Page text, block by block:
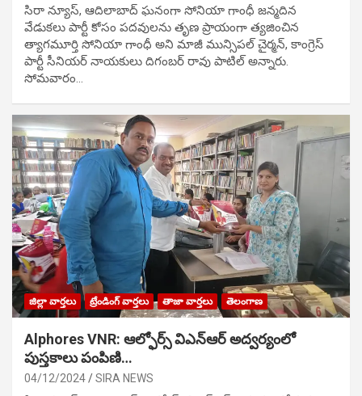
సిరా న్యూస్, ఆదిలాబాద్ ఘ‌నంగా సోనియా గాంధీ జ‌న్మ‌దిన
వేడుక‌లు పార్టీ కోసం ప‌ద‌వుల‌ను తృణ ప్రాయంగా త్య‌జించిన
త్యాగమూర్తి సోనియా గాంధీ అని మాజీ మున్సిప‌ల్ చైర్మ‌న్, కాంగ్రెస్
పార్టీ సీనియ‌ర్ నాయ‌కులు దిగంబ‌ర్ రావు పాటిల్ అన్నారు.
సోమవారం…
జిల్లా వార్తలు ట్రేండింగ్ వార్తలు తాజా వార్తలు తెలంగాణ
Alphores VNR: ఆల్ఫోర్స్ విఎన్ఆర్ అద్వర్యంలో
పుస్తకాలు పంపిణి…
04/12/2024 SIRA NEWS